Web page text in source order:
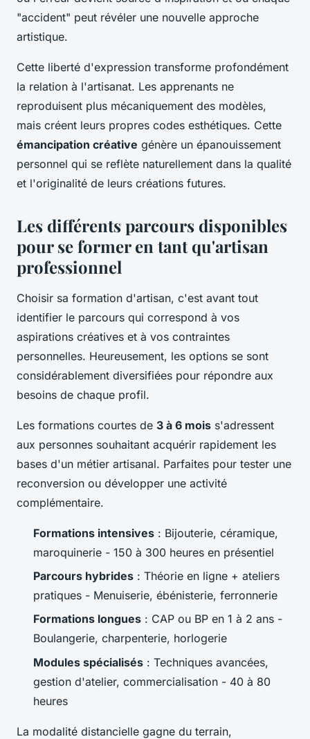
"accident" peut révéler une nouvelle approche
artistique.
Cette liberté d'expression transforme profondément
la relation à l'artisanat. Les apprenants ne
reproduisent plus mécaniquement des modèles,
mais créent leurs propres codes esthétiques. Cette
émancipation créative génère un épanouissement
personnel qui se reflète naturellement dans la qualité
et l'originalité de leurs créations futures.
Les différents parcours disponibles
pour se former en tant qu'artisan
professionnel
Choisir sa formation d'artisan, c'est avant tout
identifier le parcours qui correspond à vos
aspirations créatives et à vos contraintes
personnelles. Heureusement, les options se sont
considérablement diversifiées pour répondre aux
besoins de chaque profil.
Les formations courtes de 3 à 6 mois s'adressent
aux personnes souhaitant acquérir rapidement les
bases d'un métier artisanal. Parfaites pour tester une
reconversion ou développer une activité
complémentaire.
Formations intensives : Bijouterie, céramique,
maroquinerie - 150 à 300 heures en présentiel
Parcours hybrides : Théorie en ligne + ateliers
pratiques - Menuiserie, ébénisterie, ferronnerie
Formations longues : CAP ou BP en 1 à 2 ans -
Boulangerie, charpenterie, horlogerie
Modules spécialisés : Techniques avancées,
gestion d'atelier, commercialisation - 40 à 80
heures
La modalité distancielle gagne du terrain,